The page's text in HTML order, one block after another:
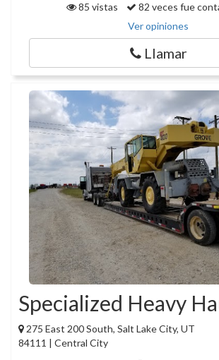
85 vistas
82 veces fue
Ver opiniones
Llamar
Specialized Heavy
275 East 200 South, Salt Lake City, UT
84111 | Central City